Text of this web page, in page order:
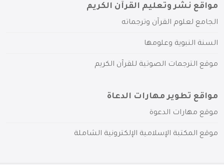
مواقع نشر وتعليم القرآن الكريم
الجامع لعلوم القرآن وترجماته
السنة النبوية وعلومها
موقع الترجمات الصوتية للقرآن الكريم
مواقع تطوير مهارات الدعاة
موقع مهارات الدعوة
موقع المكتبة الإسلامية الإلكترونية الشاملة